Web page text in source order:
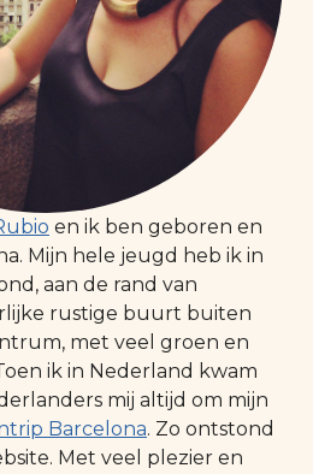
en ik ben geboren en
Mijn hele jeugd heb ik in
aan de rand van
rustige buurt buiten
met veel groen en
ik in Nederland kwam
mij altijd om mijn
Barcelona. Zo ontstond
Met veel plezier en